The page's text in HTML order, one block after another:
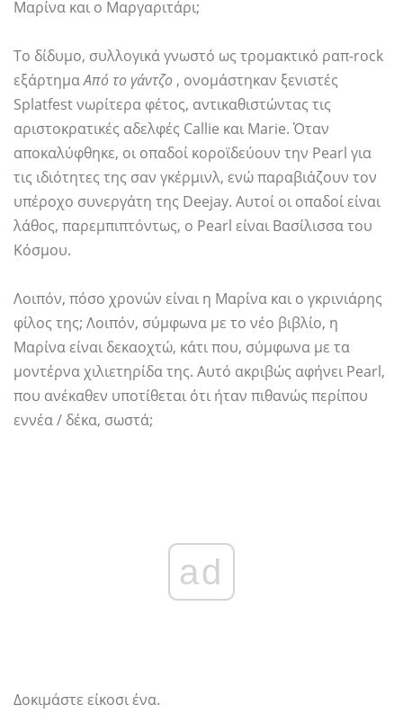
Μαρίνα και ο Μαργαριτάρι;
Το δίδυμο, συλλογικά γνωστό ως τρομακτικό ραπ-rock
εξάρτημαΑπό το γάντζο , ονομάστηκαν ξενιστές
Splatfest νωρίτερα φέτος, αντικαθιστώντας τις
αριστοκρατικές αδελφές Callie και Marie. Όταν
αποκαλύφθηκε, οι οπαδοί κοροϊδεύουν την Pearl για
τις ιδιότητες της σαν γκέρμινλ, ενώ παραβιάζουν τον
υπέροχο συνεργάτη της Deejay. Αυτοί οι οπαδοί είναι
λάθος, παρεμπιπτόντως, ο Pearl είναι Βασίλισσα του
Κόσμου.
Λοιπόν, πόσο χρονών είναι η Μαρίνα και ο γκρινιάρης
φίλος της; Λοιπόν, σύμφωνα με το νέο βιβλίο, η
Μαρίνα είναι δεκαοχτώ, κάτι που, σύμφωνα με τα
μοντέρνα χιλιετηρίδα της. Αυτό ακριβώς αφήνει Pearl,
που ανέκαθεν υποτίθεται ότι ήταν πιθανώς περίπου
εννέα / δέκα, σωστά;
ad
Δοκιμάστε είκοσι ένα.